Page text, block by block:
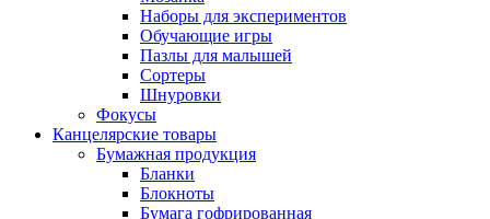
Наборы для экспериментов
Обучающие игры
Пазлы для малышей
Сортеры
Шнуровки
Фокусы
Канцелярские товары
Бумажная продукция
Бланки
Блокноты
Бумага гофрированная